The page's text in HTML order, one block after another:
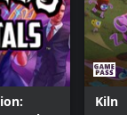
Kiln